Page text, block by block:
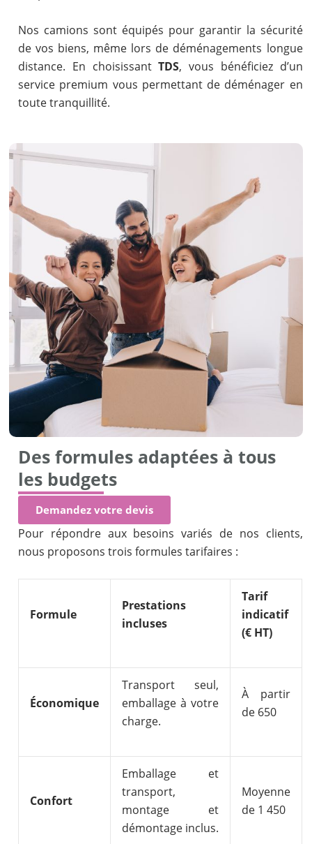
Nos camions sont équipés pour garantir la sécurité
de vos biens, même lors de déménagements longue
distance. En choisissantTDS, vous bénéficiez d’un
service premium vous permettant de déménager en
toute tranquillité.
Des formules adaptées à tous
les budgets
Demandez votre devis
Pour répondre aux besoins variés de nos clients,
nous proposons trois formules tarifaires :
Formule
Prestations
incluses
Tarif
indicatif
(€ HT)
Économique
Transport seul,
emballage à votre
charge.
À partir
de 650
Confort
Emballage et
transport,
montage et
démontage inclus.
Moyenne
de 1 450